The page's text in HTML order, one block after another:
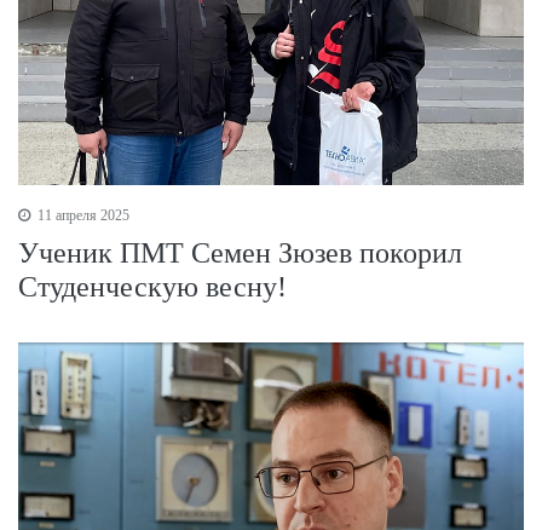
11 апреля 2025
Ученик ПМТ Семен Зюзев покорил
Студенческую весну!